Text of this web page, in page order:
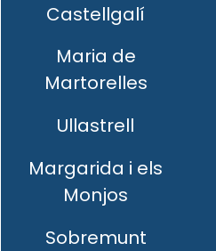
Castellgalí
Maria de
Martorelles
Ullastrell
Margarida i els
Monjos
Sobremunt